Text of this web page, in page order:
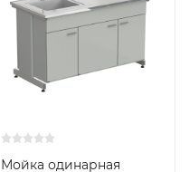
Мойка одинарная